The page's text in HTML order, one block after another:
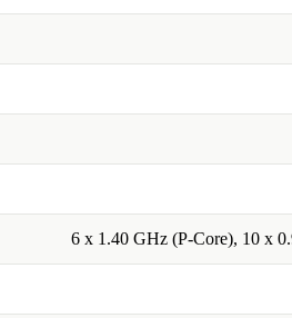
6 x 1.40 GHz (P-Core), 10 x